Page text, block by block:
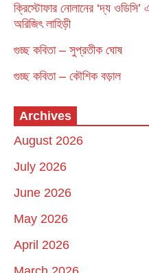
ক্রিস্টোফার নোলানের ‘দ্য
অরিজিৎ লাহিড়ী
গুচ্ছ কবিতা – সুপ্রতীক ঘোষ
গুচ্ছ কবিতা – কৌশিক বড়াল
Archives
August 2026
July 2026
June 2026
May 2026
April 2026